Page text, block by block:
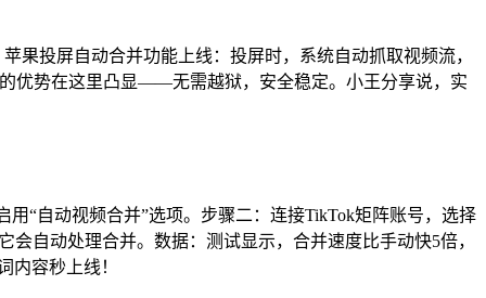
果投屏自动合并功能上线：投屏时，系统自动抓取视频流，
优势在这里凸显——无需越狱，安全稳定。小王分享说，实
“自动视频合并”选项。步骤二：连接TikTok矩阵账号，选择
它会自动处理合并。数据：测试显示，合并速度比手动快5倍，
内容秒上线！